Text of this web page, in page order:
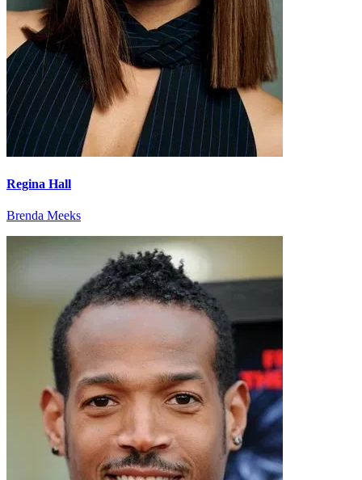
Regina Hall
Brenda Meeks